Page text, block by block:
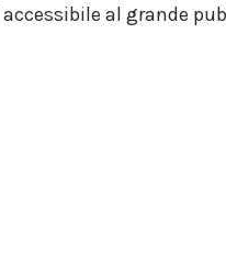
al grande